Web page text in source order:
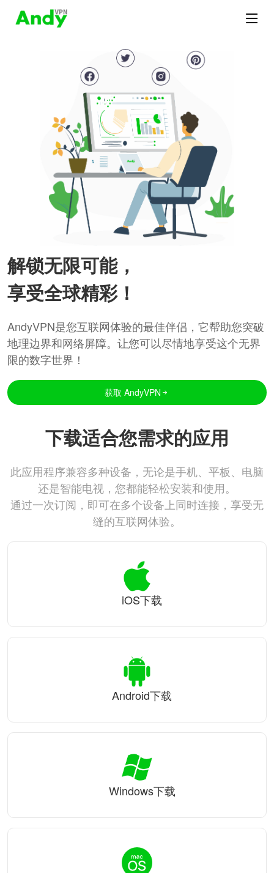
解锁无限可能，
享受全球精彩！
AndyVPN是您互联网体验的最佳伴侣，它帮助您突破
地理边界和网络屏障。让您可以尽情地享受这个无界
限的数字世界！
获取 AndyVPN
下载适合您需求的应用
此应用程序兼容多种设备，无论是手机、平板、电脑
还是智能电视，您都能轻松安装和使用。
通过一次订阅，即可在多个设备上同时连接，享受无
缝的互联网体验。
iOS下载
Android下载
Windows下载